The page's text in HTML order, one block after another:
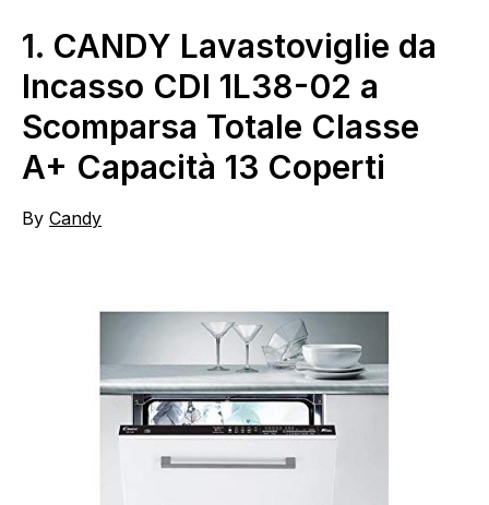
1. CANDY Lavastoviglie da
Incasso CDI 1L38-02 a
Scomparsa Totale Classe
A+ Capacità 13 Coperti
By Candy